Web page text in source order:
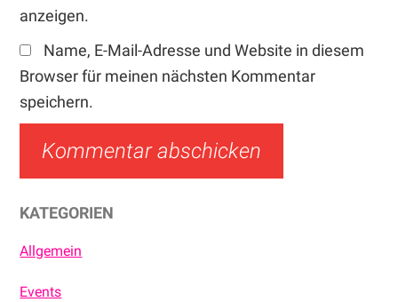
anzeigen.
Name, E-Mail-Adresse und Website in diesem
Browser für meinen nächsten Kommentar
speichern.
Haupt-
Sidebar
KATEGORIEN
Allgemein
Events